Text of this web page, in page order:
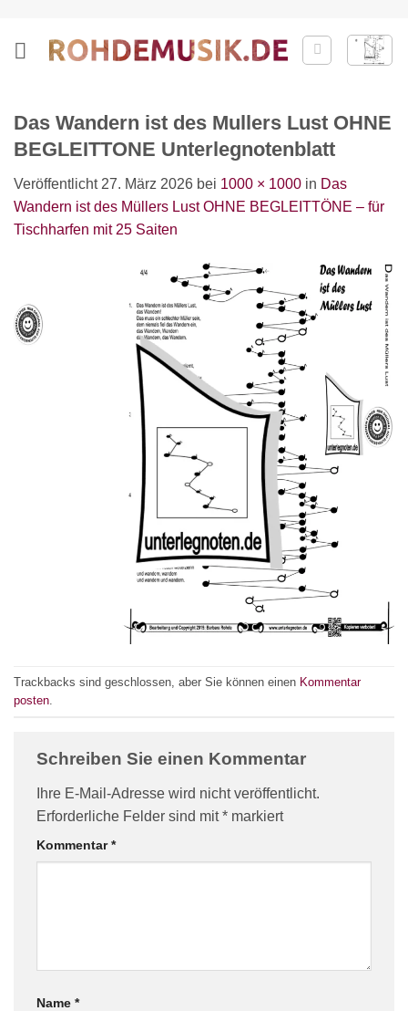
springen
Das Wandern ist des Mullers Lust OHNE
BEGLEITTONE Unterlegnotenblatt
Veröffentlicht 27. März 2026 bei 1000 × 1000 in Das
Wandern ist des Müllers Lust OHNE BEGLEITTÖNE – für
Tischharfen mit 25 Saiten
Trackbacks sind geschlossen, aber Sie können einen Kommentar
posten
Schreiben Sie einen Kommentar
Ihre E-Mail-Adresse wird nicht veröffentlicht.
Erforderliche Felder sind mit* markiert
Kommentar*
Name *